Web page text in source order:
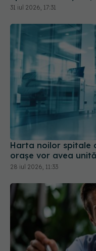
Harta noilor spitale
orașe vor avea
28 iul 2026, 11:33